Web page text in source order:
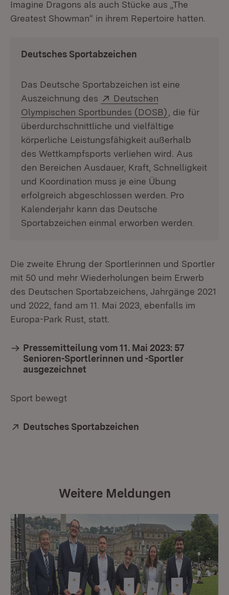
Imagine Dragons als auch Stücke aus „The
Greatest Showman“ in ihrem Repertoire hatten.
Deutsches Sportabzeichen
Das Deutsche Sportabzeichen ist eine
Auszeichnung des
Extern:
Deutschen
Olympischen Sportbundes (DOSB) (Öffnet in
, die für
überdurchschnittliche und vielfältige
körperliche Leistungsfähigkeit außerhalb
des Wettkampfsports verliehen wird. Aus
den Bereichen Ausdauer, Kraft, Schnelligkeit
und Koordination muss je eine Übung
erfolgreich abgeschlossen werden. Pro
Kalenderjahr kann das Deutsche
Sportabzeichen einmal erworben werden.
Die zweite Ehrung der Sportlerinnen und Sportler
mit 50 und mehr Wiederholungen beim Erwerb
des Deutschen Sportabzeichens, Jahrgänge 2021
und 2022, fand am 11. Mai 2023, ebenfalls im
Europa-Park Rust, statt.
Pressemitteilung vom 11. Mai 2023: 57
Senioren-Sportlerinnen und -Sportler
ausgezeichnet
Sport bewegt
Extern:
Deutsches Sportabzeichen
Weitere Meldungen